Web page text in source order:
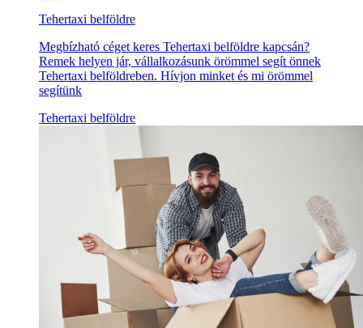
Tehertaxi belföldre
Megbízható céget keres Tehertaxi belföldre kapcsán?
Remek helyen jár, vállalkozásunk örömmel segít önnek
Tehertaxi belföldreben. Hívjon minket és mi örömmel
segítünk
Tehertaxi belföldre